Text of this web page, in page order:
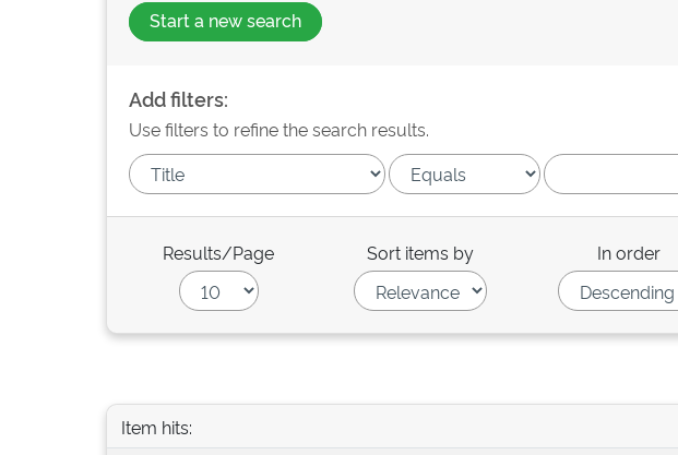
Start a new search
Add filters:
Use filters to refine the search results.
Results/Page Sort items by In order
Item hits: